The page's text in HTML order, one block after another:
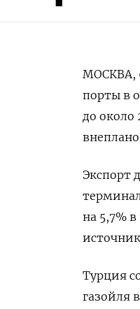
МОСКВА,
порты в
до около
Экспорт
на 5,7%
Турция
газойля